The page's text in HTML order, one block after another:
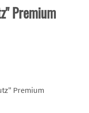
Premium